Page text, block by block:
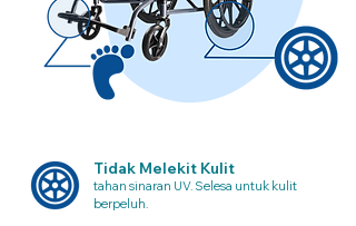
Tidak Melekit Kulit
tahan sinaran UV. Selesa untuk kulit
berpeluh.